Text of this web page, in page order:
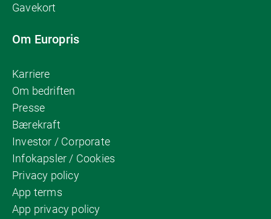
Gavekort
Om Europris
Karriere
Om bedriften
Presse
Bærekraft
Investor / Corporate
Infokapsler / Cookies
Privacy policy
App terms
App privacy policy